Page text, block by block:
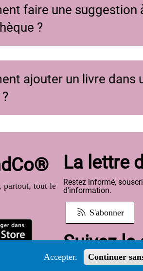
faire une suggestion
?
ajouter un livre dans
partout, tout le
La lettre
Restez informé,
d'information.
S'abonner
Suivez le
Informations sur
Accepter. Continuer